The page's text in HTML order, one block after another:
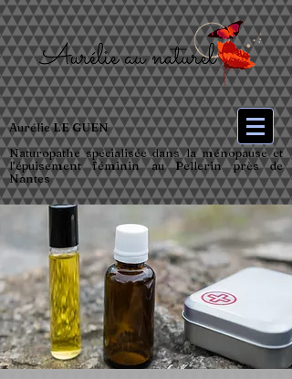
Aurélie LE GUEN
Naturopathe spécialisée dans la ménopause et
l’épuisement féminin au Pellerin près de
Nantes